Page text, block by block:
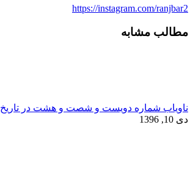
https://instagram.com/ranjbar2
مطالب مشابه
ناویاب شماره دویست و شصت و هشت در تاریخ ۹۶/۱۰/۱۰
دی 10, 1396